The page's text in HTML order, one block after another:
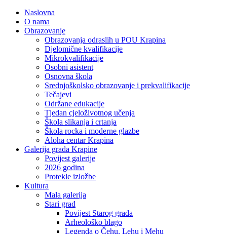
Naslovna
O nama
Obrazovanje
Obrazovanja odraslih u POU Krapina
Djelomične kvalifikacije
Mikrokvalifikacije
Osobni asistent
Osnovna škola
Srednjoškolsko obrazovanje i prekvalifikacije
Tečajevi
Održane edukacije
Tjedan cjeloživotnog učenja
Škola slikanja i crtanja
Škola rocka i moderne glazbe
Aloha centar Krapina
Galerija grada Krapine
Povijest galerije
2026 godina
Protekle izložbe
Kultura
Mala galerija
Stari grad
Povijest Starog grada
Arheološko blago
Legenda o Čehu, Lehu i Mehu